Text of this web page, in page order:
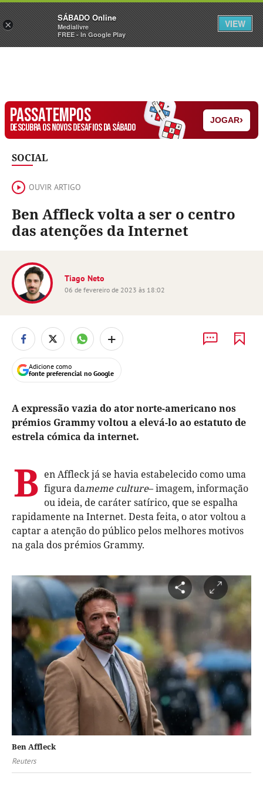
Sábado Assine Iniciar Sessão
PASSATEMPOS
DESCUBRA OS NOVOS DESAFIOS DA SÁBADO
JOGAR›
SOCIAL
OUVIR ARTIGO
Ben Affleck volta a ser o centro
das atenções da Internet
Tiago Neto
06 de fevereiro de 2023 às 18:02
+
Adicione como
fonte preferencial no Google
A expressão vazia do ator norte-americano nos
prémios Grammy voltou a elevá-lo ao estatuto de
estrela cómica da internet.
B en Affleck já se havia estabelecido como uma
figura dameme culture– imagem, informação
ou ideia, de caráter satírico, que se espalha
rapidamente na Internet. Desta feita, o ator voltou a
captar a atenção do público pelos melhores motivos
na gala dos prémios Grammy.
Ben Affleck
Reuters
×
SÁBADO Online
Medialivre
FREE - In Google Play
VIEW